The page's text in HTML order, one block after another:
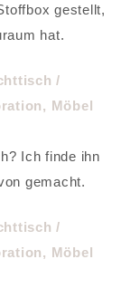
gestellt,
hat.
Ich finde ihn
gemacht.